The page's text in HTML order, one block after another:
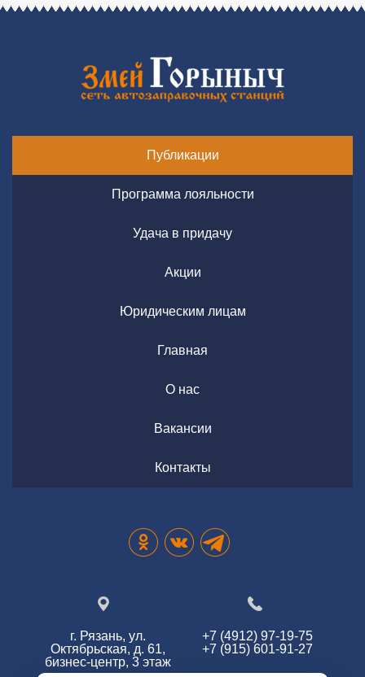
Публикации
Программа лояльности
Удача в придачу
Акции
Юридическим лицам
Главная
О нас
Вакансии
Контакты
г. Рязань, ул.
Октябрьская, д. 61,
бизнес-центр, 3 этаж
+7 (4912) 97-19-75
+7 (915) 601-91-27